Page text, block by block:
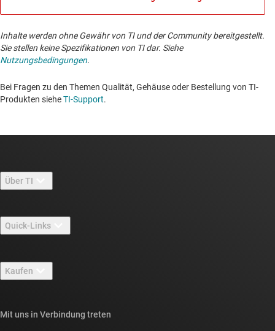
Inhalte werden ohne Gewähr von TI und der Community bereitgestellt.
Sie stellen keine Spezifikationen von TI dar. Siehe
Nutzungsbedingungen.
Bei Fragen zu den Themen Qualität, Gehäuse oder Bestellung von TI-
Produkten sieheTI-Support. ​​​​​​​​​​​​​​
Über TI
Stellenangebote
Newsroom
Veranstaltungen
Quick-Links
TI E2E™-Design-Support-Foren
Querverweis-Suche
Kaufen
Mit uns in Verbindung treten